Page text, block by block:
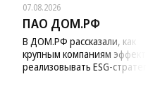
07.08.2026
ПАО ДОМ.РФ
В ДОМ.РФ рассказали, как
крупным компаниям
реализовывать ESG-стратегию